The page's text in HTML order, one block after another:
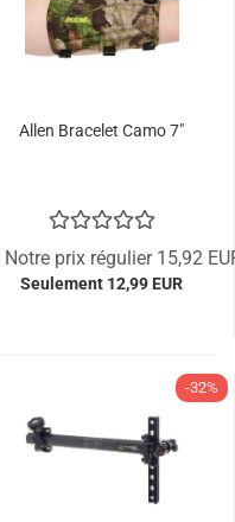
Allen Bracelet Camo 7"
Notre prix régulier 15,92
Seulement 12,99 EUR
-32%